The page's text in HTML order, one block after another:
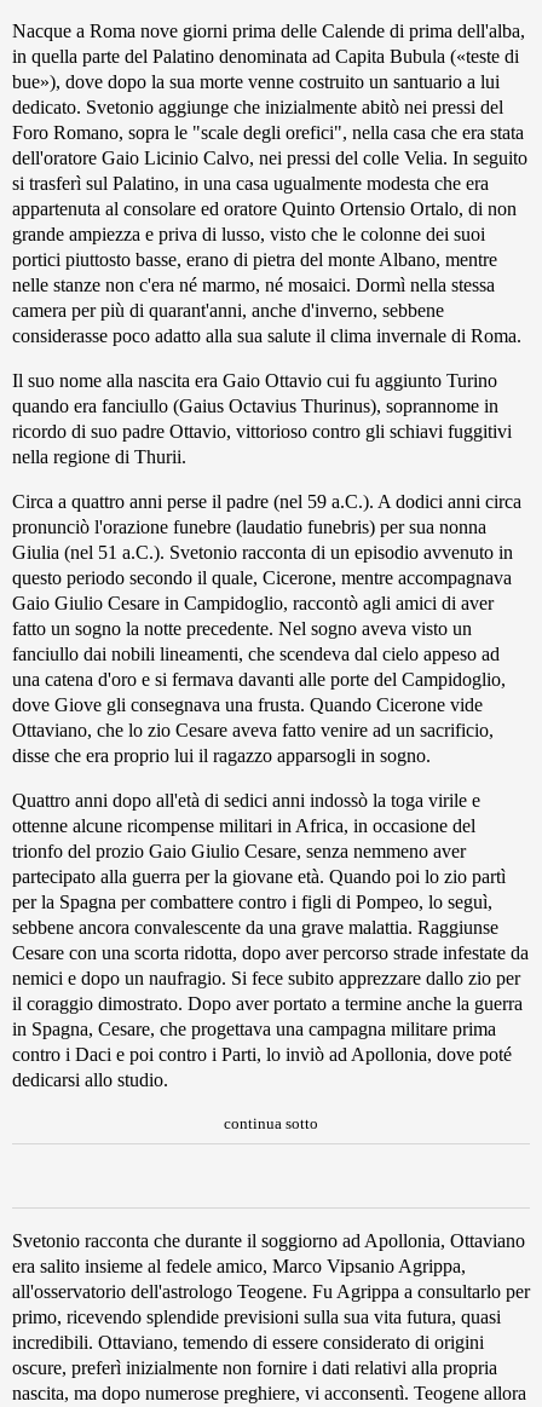
Nacque a Roma nove giorni prima delle Calende di prima dell'alba,
in quella parte del Palatino denominata ad Capita Bubula («teste di
bue»), dove dopo la sua morte venne costruito un santuario a lui
dedicato. Svetonio aggiunge che inizialmente abitò nei pressi del
Foro Romano, sopra le "scale degli orefici", nella casa che era stata
dell'oratore Gaio Licinio Calvo, nei pressi del colle Velia. In seguito
si trasferì sul Palatino, in una casa ugualmente modesta che era
appartenuta al consolare ed oratore Quinto Ortensio Ortalo, di non
grande ampiezza e priva di lusso, visto che le colonne dei suoi
portici piuttosto basse, erano di pietra del monte Albano, mentre
nelle stanze non c'era né marmo, né mosaici. Dormì nella stessa
camera per più di quarant'anni, anche d'inverno, sebbene
considerasse poco adatto alla sua salute il clima invernale di Roma.
Il suo nome alla nascita era Gaio Ottavio cui fu aggiunto Turino
quando era fanciullo (Gaius Octavius Thurinus), soprannome in
ricordo di suo padre Ottavio, vittorioso contro gli schiavi fuggitivi
nella regione di Thurii.
Circa a quattro anni perse il padre (nel 59 a.C.). A dodici anni circa
pronunciò l'orazione funebre (laudatio funebris) per sua nonna
Giulia (nel 51 a.C.). Svetonio racconta di un episodio avvenuto in
questo periodo secondo il quale, Cicerone, mentre accompagnava
Gaio Giulio Cesare in Campidoglio, raccontò agli amici di aver
fatto un sogno la notte precedente. Nel sogno aveva visto un
fanciullo dai nobili lineamenti, che scendeva dal cielo appeso ad
una catena d'oro e si fermava davanti alle porte del Campidoglio,
dove Giove gli consegnava una frusta. Quando Cicerone vide
Ottaviano, che lo zio Cesare aveva fatto venire ad un sacrificio,
disse che era proprio lui il ragazzo apparsogli in sogno.
Quattro anni dopo all'età di sedici anni indossò la toga virile e
ottenne alcune ricompense militari in Africa, in occasione del
trionfo del prozio Gaio Giulio Cesare, senza nemmeno aver
partecipato alla guerra per la giovane età. Quando poi lo zio partì
per la Spagna per combattere contro i figli di Pompeo, lo seguì,
sebbene ancora convalescente da una grave malattia. Raggiunse
Cesare con una scorta ridotta, dopo aver percorso strade infestate da
nemici e dopo un naufragio. Si fece subito apprezzare dallo zio per
il coraggio dimostrato. Dopo aver portato a termine anche la guerra
in Spagna, Cesare, che progettava una campagna militare prima
contro i Daci e poi contro i Parti, lo inviò ad Apollonia, dove poté
dedicarsi allo studio.
continua sotto
Svetonio racconta che durante il soggiorno ad Apollonia, Ottaviano
era salito insieme al fedele amico, Marco Vipsanio Agrippa,
all'osservatorio dell'astrologo Teogene. Fu Agrippa a consultarlo per
primo, ricevendo splendide previsioni sulla sua vita futura, quasi
incredibili. Ottaviano, temendo di essere considerato di origini
oscure, preferì inizialmente non fornire i dati relativi alla propria
nascita, ma dopo numerose preghiere, vi acconsentì. Teogene allora